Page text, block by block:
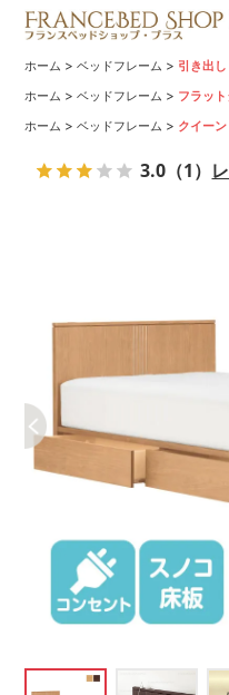
ホーム >ベッドフレーム > 引き出し
ホーム >ベッドフレーム > フラッ
ホーム >ベッドフレーム > クイーン
3.0 （1）